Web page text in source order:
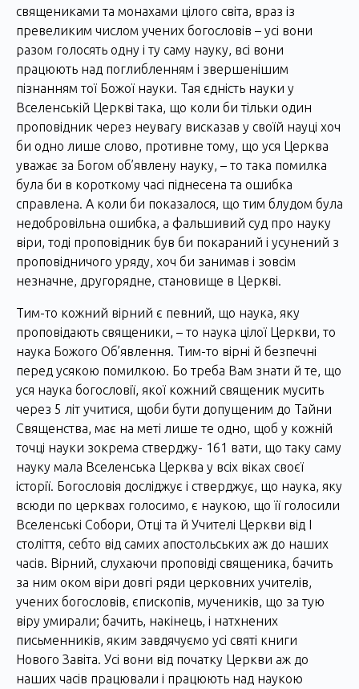
священиками та монахами цілого світа, враз із
превеликим числом учених богословів – усі вони
разом голосять одну і ту саму науку, всі вони
працюють над поглибленням і звершенішим
пізнанням тої Божої науки. Тая єдність науки у
Вселенській Церкві така, що коли би тільки один
проповідник через неувагу висказав у своїй науці хоч
би одно лише слово, противне тому, що уся Церква
уважає за Богом об’явлену науку, – то така помилка
була би в короткому часі піднесена та ошибка
справлена. А коли би показалося, що тим блудом була
недобровільна ошибка, а фальшивий суд про науку
віри, тоді проповідник був би покараний і усунений з
проповідничого уряду, хоч би занимав і зовсім
незначне, другорядне, становище в Церкві.
Тим-то кожний вірний є певний, що наука, яку
проповідають священики, – то наука цілої Церкви, то
наука Божого Об’явлення. Тим-то вірні й безпечні
перед усякою помилкою. Бо треба Вам знати й те, що
уся наука богословії, якої кожний священик мусить
через 5 літ учитися, щоби бути допущеним до Тайни
Священства, має на меті лише те одно, щоб у кожній
точці науки зокрема стверджу- 161 вати, що таку саму
науку мала Вселенська Церква у всіх віках своєї
історії. Богословія досліджує і стверджує, що наука, яку
всюди по церквах голосимо, є наукою, що її голосили
Вселенські Собори, Отці та й Учителі Церкви від І
століття, себто від самих апостольських аж до наших
часів. Вірний, слухаючи проповіді священика, бачить
за ним оком віри довгі ряди церковних учителів,
учених богословів, єпископів, мучеників, що за тую
віру умирали; бачить, накінець, і натхнених
письменників, яким завдячуємо усі святі книги
Нового Завіта. Усі вони від початку Церкви аж до
наших часів працювали і працюють над наукою